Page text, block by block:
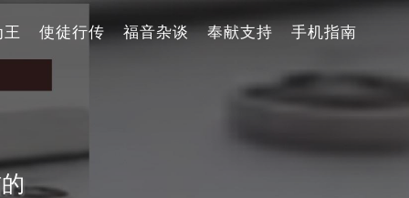
王 使徒行传 福音杂谈 奉献支持 手机指南